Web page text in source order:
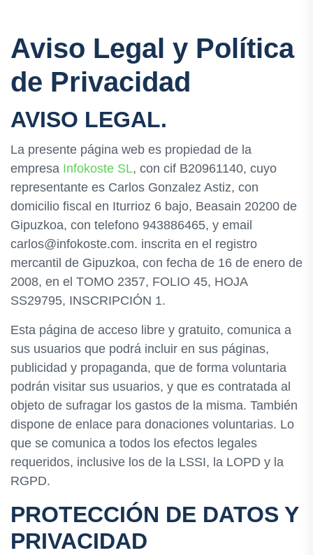
Aviso Legal y Política
de Privacidad
AVISO LEGAL.
La presente página web es propiedad de la
empresa Infokoste SL, con cif B20961140, cuyo
representante es Carlos Gonzalez Astiz, con
domicilio fiscal en Iturrioz 6 bajo, Beasain 20200 de
Gipuzkoa, con telefono 943886465, y email
carlos@infokoste.com. inscrita en el registro
mercantil de Gipuzkoa, con fecha de 16 de enero de
2008, en el TOMO 2357, FOLIO 45, HOJA
SS29795, INSCRIPCIÓN 1.
Esta página de acceso libre y gratuito, comunica a
sus usuarios que podrá incluir en sus páginas,
publicidad y propaganda, que de forma voluntaria
podrán visitar sus usuarios, y que es contratada al
objeto de sufragar los gastos de la misma. También
dispone de enlace para donaciones voluntarias. Lo
que se comunica a todos los efectos legales
requeridos, inclusive los de la LSSI, la LOPD y la
RGPD.
PROTECCIÓN DE DATOS Y
PRIVACIDAD